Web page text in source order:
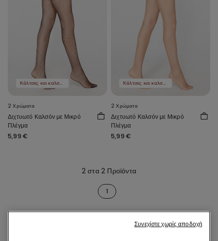
Κάλτσες και καλσόν 3+1
2 Χρώματα
Διχτυωτό Καλσόν με Μικρό
Πλέγμα
5,99 €
Κάλτσες και καλσόν 3+1
2 Χρώματα
Διχτυωτό Καλσόν με Μικρό
Πλέγμα
5,99 €
2 στα 2 Προϊόντα
1
Συνεχίστε χωρίς αποδοχή